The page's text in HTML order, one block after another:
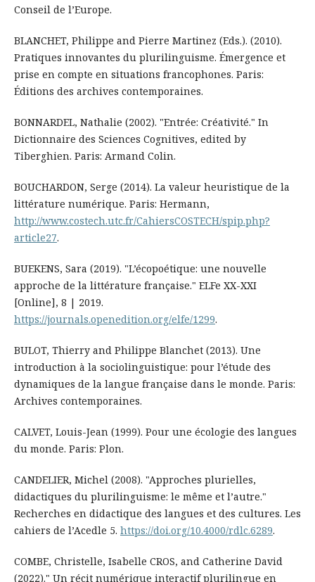
Conseil de l’Europe.
BLANCHET, Philippe and Pierre Martinez (Eds.). (2010).
Pratiques innovantes du plurilinguisme. Émergence et
prise en compte en situations francophones. Paris:
Éditions des archives contemporaines.
BONNARDEL, Nathalie (2002). "Entrée: Créativité." In
Dictionnaire des Sciences Cognitives, edited by
Tiberghien. Paris: Armand Colin.
BOUCHARDON, Serge (2014). La valeur heuristique de la
littérature numérique. Paris: Hermann,
http://www.costech.utc.fr/CahiersCOSTECH/spip.php?
article27.
BUEKENS, Sara (2019). "L’écopoétique: une nouvelle
approche de la littérature française." ELFe XX-XXI
[Online], 8 | 2019.
https://journals.openedition.org/elfe/1299.
BULOT, Thierry and Philippe Blanchet (2013). Une
introduction à la sociolinguistique: pour l’étude des
dynamiques de la langue française dans le monde. Paris:
Archives contemporaines.
CALVET, Louis-Jean (1999). Pour une écologie des langues
du monde. Paris: Plon.
CANDELIER, Michel (2008). "Approches plurielles,
didactiques du plurilinguisme: le même et l’autre."
Recherches en didactique des langues et des cultures. Les
cahiers de l’Acedle 5. https://doi.org/10.4000/rdlc.6289.
COMBE, Christelle, Isabelle CROS, and Catherine David
(2022)." Un récit numérique interactif plurilingue en